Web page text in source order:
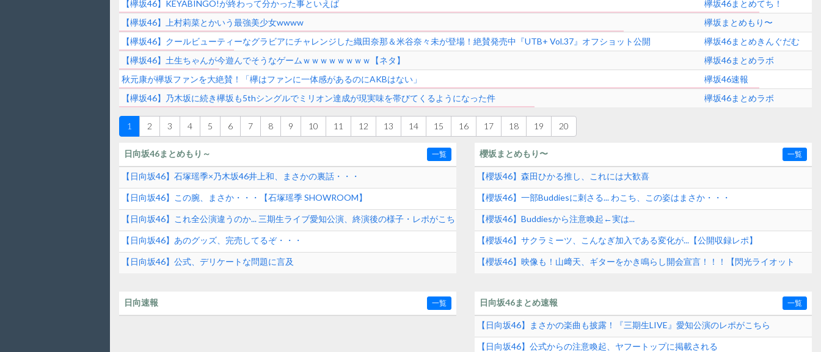
【欅坂46】KEYABINGO!が終わって分かった事といえば
欅坂46まとめてち！
【欅坂46】上村莉菜とかいう最強美少女wwww
欅坂まとめもり〜
【欅坂46】クールビューティーなグラビアにチャレンジした織田奈那＆米谷奈々未が登場！絶賛発売中『UTB+ Vol.37』オフショット公開
欅坂46まとめきんぐだむ
【欅坂46】土生ちゃんが今遊んでそうなゲームｗｗｗｗｗｗｗｗ【ネタ】
欅坂46まとめラボ
秋元康が欅坂ファンを大絶賛！「欅はファンに一体感があるのにAKBはない」
欅坂46速報
【欅坂46】乃木坂に続き欅坂も5thシングルでミリオン達成が現実味を帯びてくるようになった件
欅坂46まとめラボ
1 2 3 4 5 6 7 8 9 10 11 12 13 14 15 16 17 18 19 20
日向坂46まとめもり～ 一覧
【日向坂46】石塚瑶季×乃木坂46井上和、まさかの裏話・・・
【日向坂46】この腕、まさか・・・【石塚瑶季 SHOWROOM】
【日向坂46】これ全公演違うのか... 三期生ライブ愛知公演、終演後の様子・レポがこち
ら！
【日向坂46】あのグッズ、完売してるぞ・・・
【日向坂46】公式、デリケートな問題に言及
櫻坂まとめもり〜 一覧
【櫻坂46】森田ひかる推し、これには大歓喜
【櫻坂46】一部Buddiesに刺さる... わこち、この姿はまさか・・・
【櫻坂46】Buddiesから注意喚起←実は...
【櫻坂46】サクラミーツ、こんなぎ加入である変化が...【公開収録レポ】
【櫻坂46】映像も！山﨑天、ギターをかき鳴らし開会宣言！！！【閃光ライオット
日向速報 一覧 日向坂46まとめ速報 一覧
【日向坂46】まさかの楽曲も披露！『三期生LIVE』愛知公演のレポがこちら
【日向坂46】公式からの注意喚起、ヤフートップに掲載される